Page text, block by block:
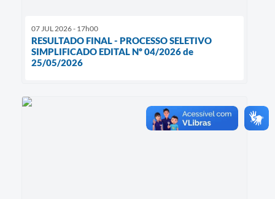
07 JUL 2026 - 17h00
RESULTADO FINAL - PROCESSO SELETIVO
SIMPLIFICADO EDITAL Nº 04/2026 de
25/05/2026